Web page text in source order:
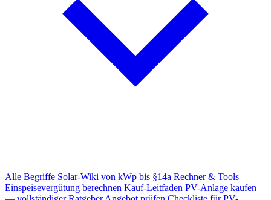
Alle Begriffe Solar-Wiki von kWp bis §14a Rechner & Tools
Einspeisevergütung berechnen Kauf-Leitfaden PV-Anlage kaufen